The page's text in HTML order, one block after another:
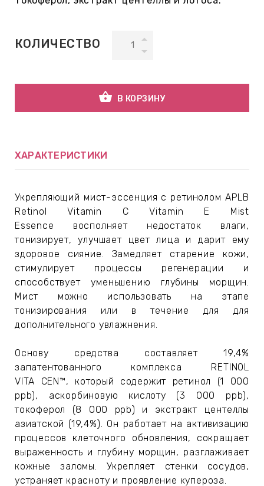
И
ТЕЙПЫ
keyboard_arrow_right
КОЛИЧЕСТВО
shopping_basket В КОРЗИНУ
ХАРАКТЕРИСТИКИ
Укрепляющий мист-эссенция с ретинолом APLB
Retinol Vitamin C Vitamin E Mist
Essence
восполняет недостаток влаги,
тонизирует, улучшает цвет лица и дарит ему
здоровое сияние. Замедляет старение кожи,
стимулирует процессы регенерации и
способствует уменьшению глубины морщин.
Мист можно использовать на этапе
тонизирования или в течение для для
дополнительного увлажнения.
Основу средства составляет 19,4%
запатентованного комплекса RETINOL
VITA CEN™, который содержит ретинол (1 000
ppb), аскорбиновую кислоту (3 000 ppb),
токоферол (8 000 ppb) и экстракт центеллы
азиатской (19,4%). Он работает на активизацию
процессов клеточного обновления, сокращает
выраженность и глубину морщин, разглаживает
кожные заломы. Укрепляет стенки сосудов,
устраняет красноту и проявление купероза.